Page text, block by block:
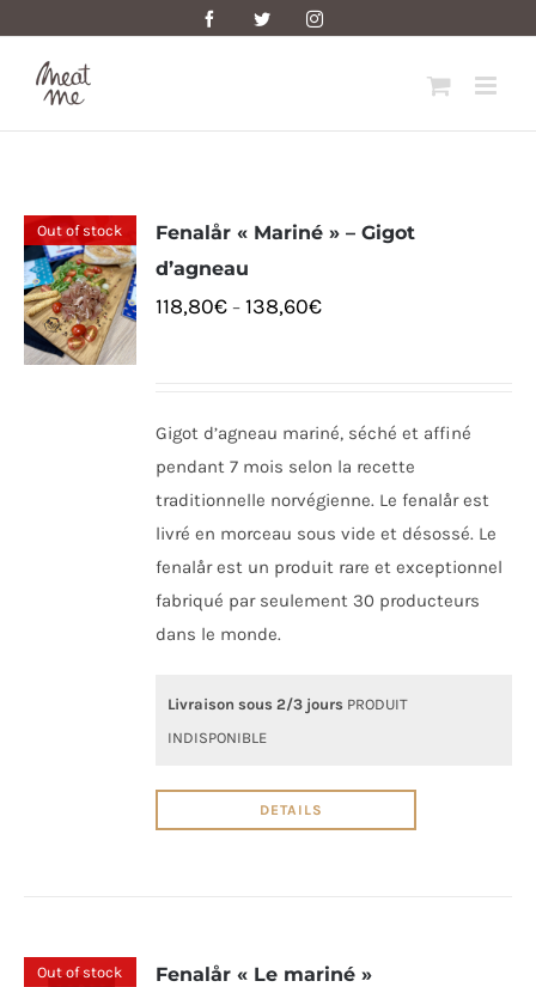
content
FacebookTwitter Instagram
Out of stock
Fenalår « Mariné » – Gigot
d’agneau
118,80€ –138,60€
Gigot d’agneau mariné, séché et affiné
pendant 7 mois selon la recette
traditionnelle norvégienne. Le fenalår est
livré en morceau sous vide et désossé. Le
fenalår est un produit rare et exceptionnel
fabriqué par seulement 30 producteurs
dans le monde.
Livraison sous 2/3 jours PRODUIT
INDISPONIBLE
DETAILS
Out of stock Fenalår « Le mariné »